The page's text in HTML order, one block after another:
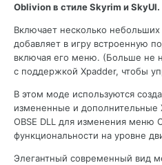
Oblivion в стиле Skyrim и SkyUI.
Включает несколько
добавляет в игру встроенную
включая его меню. (Больше не
с поддержкой Xpadder, чтобы
В этом моде используются
измененные и дополнительные
OBSE DLL для изменения меню
функциональности на уровне
Элегантный современный вид